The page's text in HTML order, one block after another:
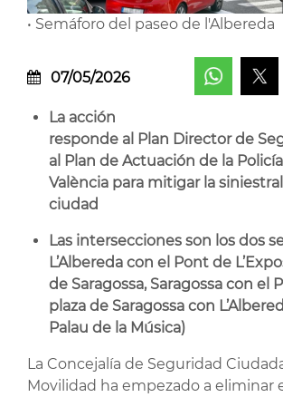
• Semáforo del paseo de l'Albereda
07/05/2026
La acción
responde al Plan Director de
al Plan de Actuación de la
València para mitigar la
ciudad
Las intersecciones son los dos
L’Albereda con el Pont de
de Saragossa, Saragossa con el
plaza de Saragossa con
Palau de la Música)
La Concejalía de Seguridad
Movilidad ha empezado a eliminar